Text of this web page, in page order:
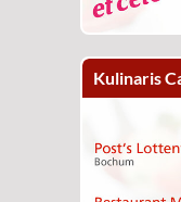
Kulinaris